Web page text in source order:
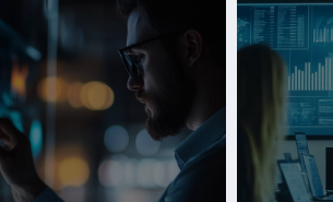
la facture
et des